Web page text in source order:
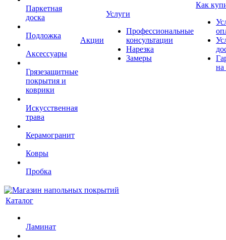
Паркетная
доска
Подложка
Аксессуары
Грязезащитные
покрытия и
коврики
Искусственная
трава
Керамогранит
Ковры
Пробка
Акции
Услуги
Профессиональные
консультации
Нарезка
Замеры
Как
на
Каталог
Ламинат